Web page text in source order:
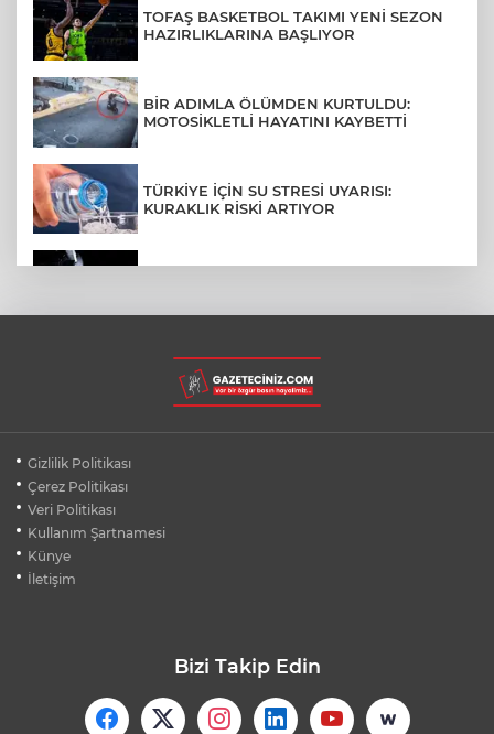
TOFAŞ BASKETBOL TAKIMI YENİ SEZON
HAZIRLIKLARINA BAŞLIYOR
BİR ADIMLA ÖLÜMDEN KURTULDU:
MOTOSİKLETLİ HAYATINI KAYBETTİ
TÜRKİYE İÇİN SU STRESİ UYARISI:
KURAKLIK RİSKİ ARTIYOR
BURSA ŞEHİR HASTANESİ OTOPARKI
AĞUSTOS AYINDA HİZMETE AÇILIYOR
KÜBRA DENİZCİ KESKİN KUPASINI
Gizlilik Politikası
Çerez Politikası
Veri Politikası
Kullanım Şartnamesi
Künye
İletişim
Bizi Takip Edin